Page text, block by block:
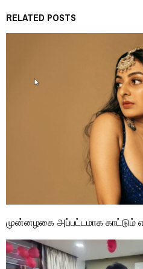
RELATED POSTS
முன்னழகை அப்பட்டமாக காட்டும்